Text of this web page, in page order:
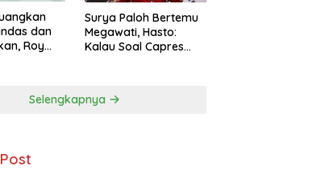
dan
Roy
Surya Paloh Bertemu
Megawati, Hasto:
Kalau Soal Capres
Selengkapnya